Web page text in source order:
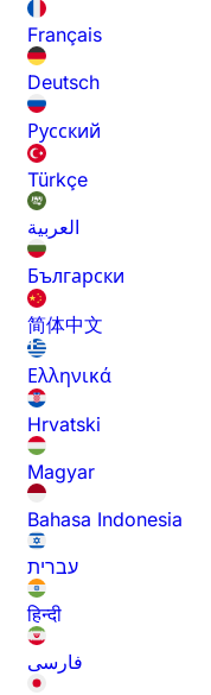
Français
Deutsch
Русский
Türkçe
العربية
Български
简体中文
Ελληνικά
Hrvatski
Magyar
Bahasa Indonesia
עברית
हिन्दी
فارسی